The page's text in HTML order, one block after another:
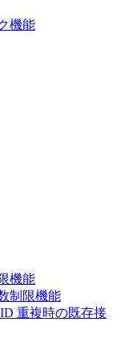
機能
機能
制限機能
重複時の既存接